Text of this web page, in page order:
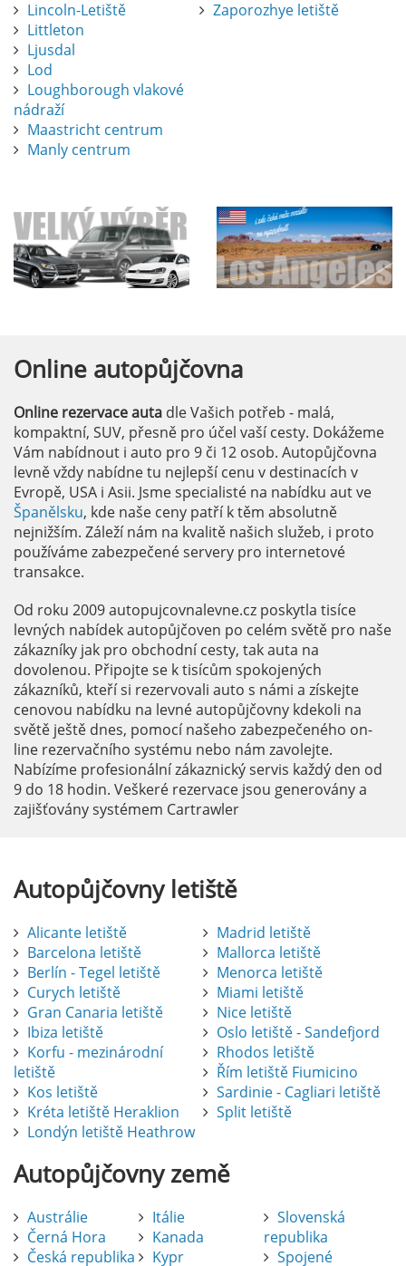
Lincoln-Letiště
Littleton
Ljusdal
Lod
Loughborough vlakové
nádraží
Maastricht centrum
Manly centrum
Zaporozhye letiště
Online autopůjčovna
Online rezervace auta dle Vašich potřeb - malá,
kompaktní, SUV, přesně pro účel vaší cesty. Dokážeme
Vám nabídnout i auto pro 9 či 12 osob. Autopůjčovna
levně vždy nabídne tu nejlepší cenu v destinacích v
Evropě, USA i Asii. Jsme specialisté na nabídku aut ve
Španělsku, kde naše ceny patří k těm absolutně
nejnižším. Záleží nám na kvalitě našich služeb, i proto
používáme zabezpečené servery pro internetové
transakce.
Od roku 2009 autopujcovnalevne.cz poskytla tisíce
levných nabídek autopůjčoven po celém světě pro naše
zákazníky jak pro obchodní cesty, tak auta na
dovolenou. Připojte se k tisícům spokojených
zákazníků, kteří si rezervovali auto s námi a získejte
cenovou nabídku na levné autopůjčovny kdekoli na
světě ještě dnes, pomocí našeho zabezpečeného on-
line rezervačního systému nebo nám zavolejte.
Nabízíme profesionální zákaznický servis každý den od
9 do 18 hodin. Veškeré rezervace jsou generovány a
zajišťovány systémem Cartrawler
Autopůjčovnyletiště
Alicante letiště
Barcelona letiště
Berlín - Tegel letiště
Curych letiště
Gran Canaria letiště
Ibiza letiště
Korfu - mezinárodní
letiště
Kos letiště
Kréta letiště Heraklion
Londýn letiště Heathrow
Madrid letiště
Mallorca letiště
Menorca letiště
Miami letiště
Nice letiště
Oslo letiště - Sandefjord
Rhodos letiště
Řím letiště Fiumicino
Sardinie - Cagliari letiště
Split letiště
Autopůjčovnyzemě
Austrálie
Černá Hora
Česká republika
Itálie
Kanada
Kypr
Slovenská
republika
Spojené